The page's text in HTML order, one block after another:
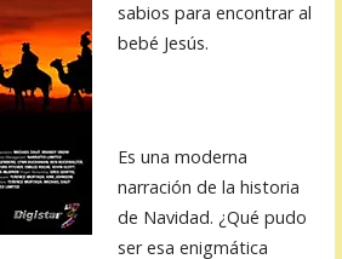
sabios para encontrar al
bebé Jesús.
Es una moderna
narración de la historia
de Navidad. ¿Qué pudo
ser esa enigmática